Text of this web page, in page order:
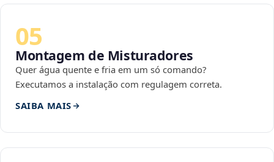
05
Montagem de Misturadores
Quer água quente e fria em um só comando?
Executamos a instalação com regulagem correta.
SAIBA MAIS